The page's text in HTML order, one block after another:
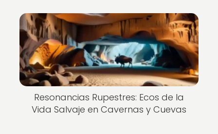
Resonancias Rupestres: Ecos de la
Vida Salvaje en Cavernas y Cuevas